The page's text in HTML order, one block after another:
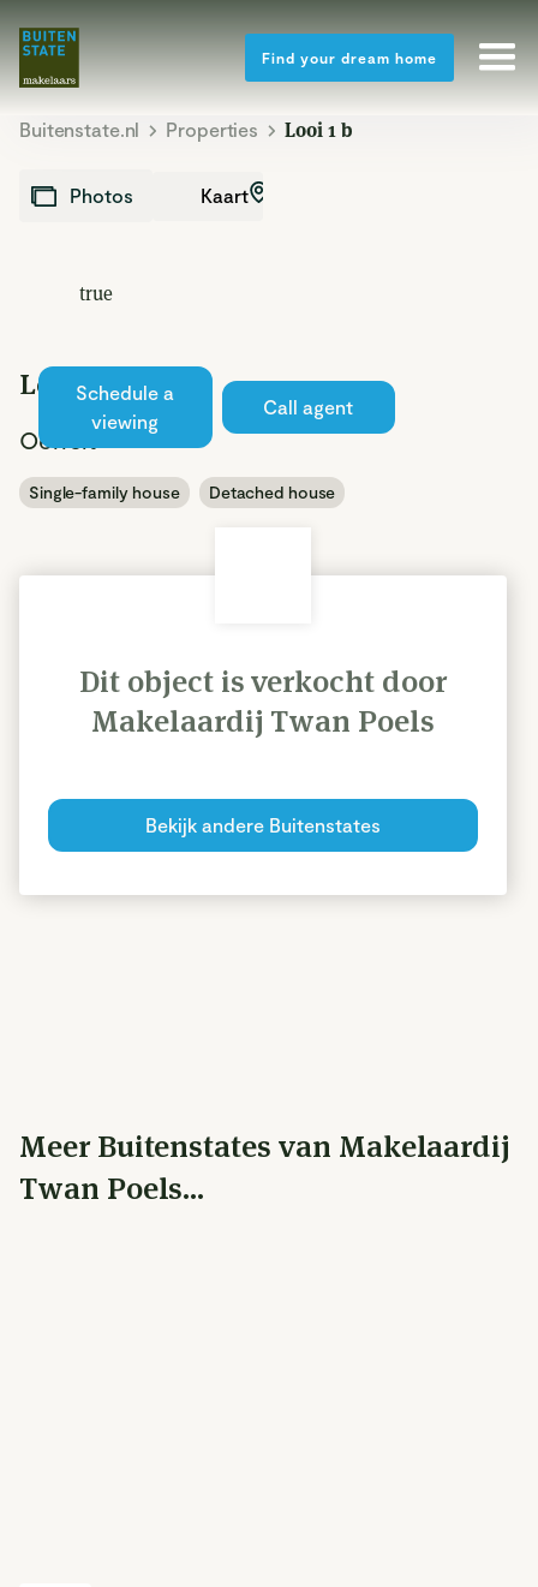
Find your dream home
Buitenstate.nl Properties Looi 1 b
Photos Kaart
true
Schedule a
viewing
Call agent
Looi 1 b Sold
Oeffelt
Single-family house Detached house
Dit object is verkocht door
Makelaardij Twan Poels
Bekijk andere Buitenstates
Meer Buitenstates van Makelaardij
Twan Poels...